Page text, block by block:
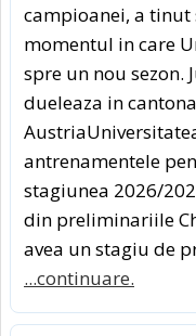
campioanei, a tinut
momentul in care
spre un nou sezon.
dueleaza in
antrenamentele
stagiunea 2026/
din preliminariile
avea un stagiu de
...continuare.